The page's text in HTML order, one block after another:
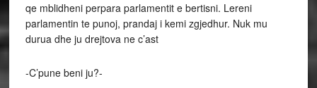
qe mblidheni perpara parlamentit e bertisni. Lereni
parlamentin te punoj, prandaj i kemi zgjedhur. Nuk mu
durua dhe ju drejtova ne c’ast
-C’pune beni ju?-